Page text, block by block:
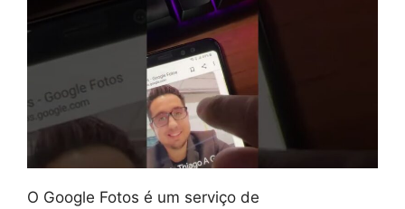
O Google Fotos é um serviço de